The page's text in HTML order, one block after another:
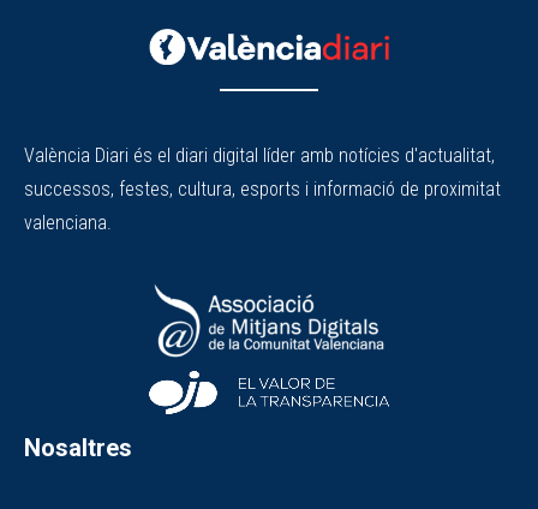
València Diari és el diari digital líder amb notícies d'actualitat,
successos, festes, cultura, esports i informació de proximitat
valenciana.
Nosaltres